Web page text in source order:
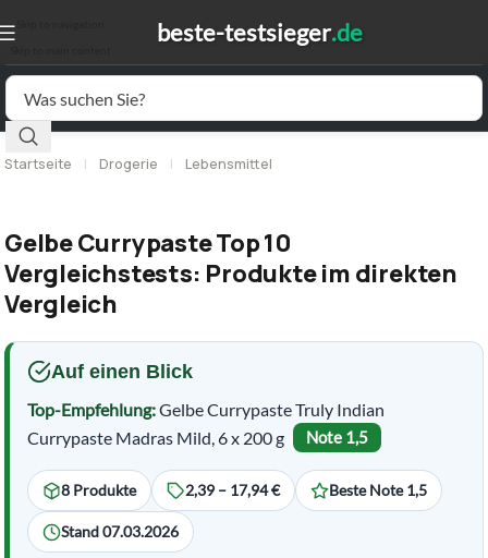
Startseite | Drogerie | Lebensmittel
Gelbe Currypaste Top 10
Vergleichstests: Produkte im direkten
Vergleich
Auf einen Blick
Top-Empfehlung:Gelbe Currypaste Truly Indian
Currypaste Madras Mild, 6 x 200 g
Note 1,5
8 Produkte 2,39 – 17,94 € Beste Note 1,5
Stand 07.03.2026